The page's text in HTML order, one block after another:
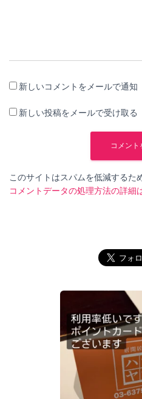
新しいコメントをメールで通知
新しい投稿をメールで受け取る
このサイトはスパムを低減するた
コメントデータの処理方法の詳細